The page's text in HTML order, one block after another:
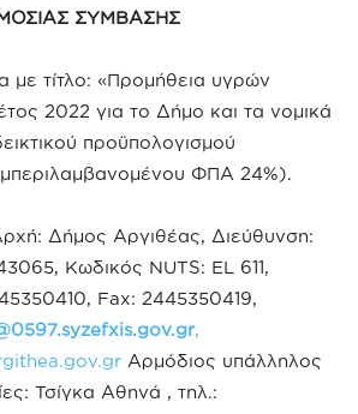
ΣΥΜΒΑΣΗΣ
με τίτλο: «Προμήθεια υγρών
2022 για το Δήμο και τα νομικά
προϋπολογισμού
ΦΠΑ 24%).
Δήμος Αργιθέας, Διεύθυνση:
Κωδικός NUTS: EL 611,
Fax: 2445350419,
,
Αρμόδιος υπάλληλος
Τσίγκα Αθηνά , τηλ.: